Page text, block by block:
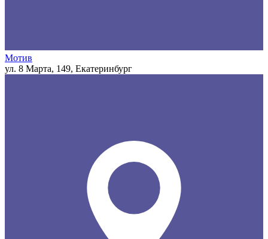
Мотив
ул. 8 Марта, 149, Екатеринбург